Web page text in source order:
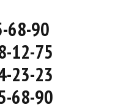
68-90
12-75
23-23
68-90